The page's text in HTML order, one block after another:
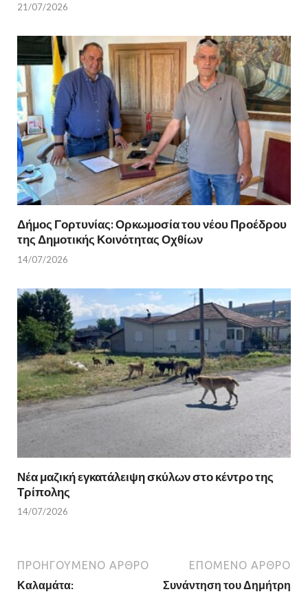
21/07/2026
Δήμος Γορτυνίας: Ορκωμοσία του νέου Προέδρου
της Δημοτικής Κοινότητας Οχθίων
14/07/2026
Νέα μαζική εγκατάλειψη σκύλων στο κέντρο της
Τρίπολης
14/07/2026
ΠΡΟΗΓΟΎΜΕΝΟ ΆΡΘΡΟ
Καλαμάτα:
ΕΠΌΜΕΝΟ ΆΡΘΡΟ
Συνάντηση του Δημήτρη